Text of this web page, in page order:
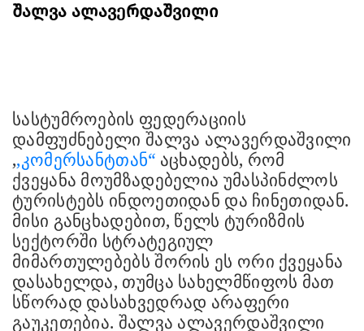
შალვა ალავერდაშვილი
სასტუმროების ფედერაციის
დამფუძნებელი შალვა ალავერდაშვილი
,,კომერსანტთან“ აცხადებს, რომ
ქვეყანა მოუმზადებელია უმასპინძლოს
ტურისტებს ინდოეთიდან და ჩინეთიდან.
მისი განცხადებით, წელს ტურიზმის
სექტორში სტრატეგიულ
მიმართულებებს შორის ეს ორი ქვეყანა
დასახელდა, თუმცა სახელმწიფოს მათ
სწორად დასახვედრად არაფერი
გაუკეთებია. შალვა ალავერდაშვილი